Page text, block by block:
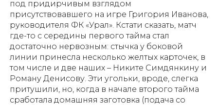
под придирчивым взглядом
присутствовавшего на игре Григория Иванова,
руководителя ФК «Урал». Кстати сказать, матч
где-то с середины первого тайма стал
достаточно нервозным: стычка у боковой
линии принесла несколько желтых карточек, в
том числе и две наших – Никите Симдянкину и
Роману Денисову. Эти угольки, вроде, слегка
притушили, но, когда в начале второго тайма
сработала домашняя заготовка (подача со